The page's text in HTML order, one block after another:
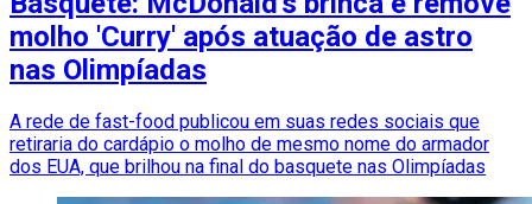
molho 'Curry' após atuação de astro
nas Olimpíadas
A rede de fast-food publicou em suas redes sociais que
retiraria do cardápio o molho de mesmo nome do armador
dos EUA, que brilhou na final do basquete nas Olimpíadas